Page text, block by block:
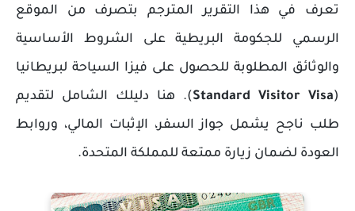
تعرف في هذا التقرير المترجم بتصرف من الموقع
الرسمي للجكومة البريطية على الشروط الأساسية
والوثائق المطلوبة للحصول على فيزا السياحة لبريطانيا
(
Standard Visitor Visa). هنا دليلك الشامل لتقديم
طلب ناجح يشمل جواز السفر، الإثبات المالي، وروابط
العودة لضمان زيارة ممتعة للمملكة المتحدة.